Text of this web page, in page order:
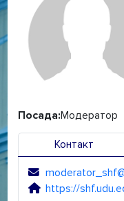
Посада:Модератор
Контакт
Електронна
Сайт:https://